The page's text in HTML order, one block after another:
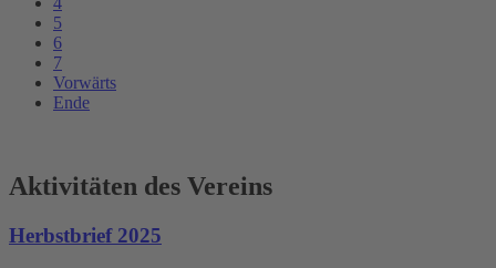
5
6
7
Vorwärts
Ende
Aktivitäten des Vereins
Herbstbrief 2025